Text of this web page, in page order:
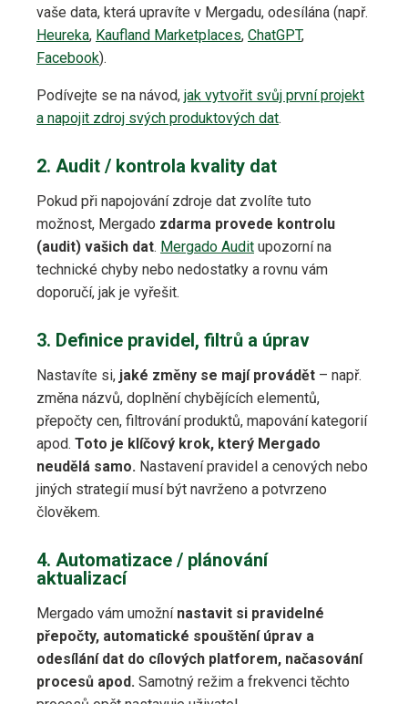
vaše data, která upravíte v Mergadu, odesílána (např.
Heureka, Kaufland Marketplaces, ChatGPT,
Facebook).
Podívejte se na návod, jak vytvořit svůj první projekt
a napojit zdroj svých produktových dat.
2. Audit / kontrola kvality dat
Pokud při napojování zdroje dat zvolíte tuto
možnost, Mergado zdarma provede kontrolu
(audit) vašich dat. Mergado Audit upozorní na
technické chyby nebo nedostatky a rovnu vám
doporučí, jak je vyřešit.
3. Definice pravidel, filtrů a úprav
Nastavíte si, jaké změny se mají provádět – např.
změna názvů, doplnění chybějících elementů,
přepočty cen, filtrování produktů, mapování kategorií
apod. Toto je klíčový krok, který Mergado
neudělá samo. Nastavení pravidel a cenových nebo
jiných strategií musí být navrženo a potvrzeno
člověkem.
4. Automatizace / plánování
aktualizací
Mergado vám umožní nastavit si pravidelné
přepočty, automatické spouštění úprav a
odesílání dat do cílových platforem, načasování
procesů apod. Samotný režim a frekvenci těchto